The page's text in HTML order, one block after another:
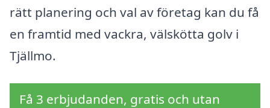
rätt planering och val av företag kan du få
en framtid med vackra, välskötta golv i
Tjällmo.
Få 3 erbjudanden, gratis och utan